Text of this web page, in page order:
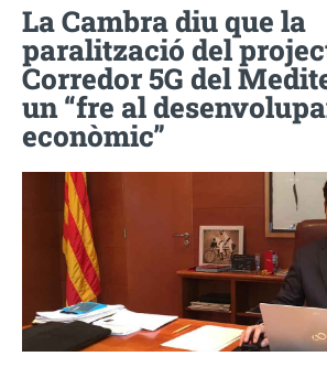
La Cambra diu que la
paralització del
Corredor 5G del
un “fre al
econòmic”